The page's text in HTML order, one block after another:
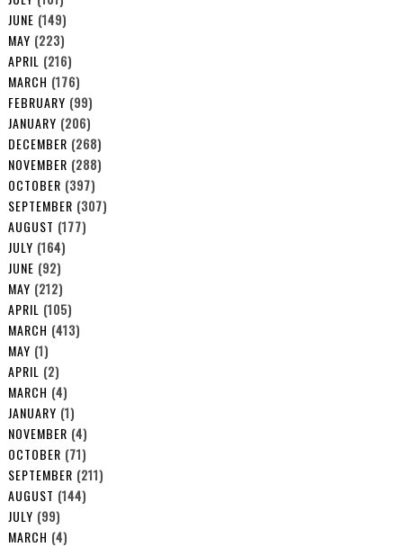
JUNE (149)
MAY (223)
APRIL (216)
MARCH (176)
FEBRUARY (99)
JANUARY (206)
DECEMBER (268)
NOVEMBER (288)
OCTOBER (397)
SEPTEMBER (307)
AUGUST (177)
JULY (164)
JUNE (92)
MAY (212)
APRIL (105)
MARCH (413)
MAY (1)
APRIL (2)
MARCH (4)
JANUARY (1)
NOVEMBER (4)
OCTOBER (71)
SEPTEMBER (211)
AUGUST (144)
JULY (99)
MARCH (4)